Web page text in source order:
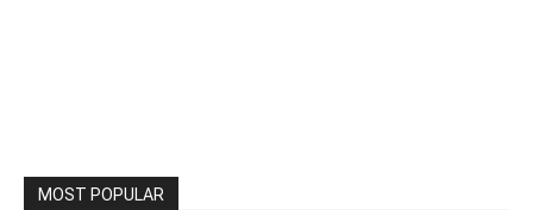
MOST POPULAR